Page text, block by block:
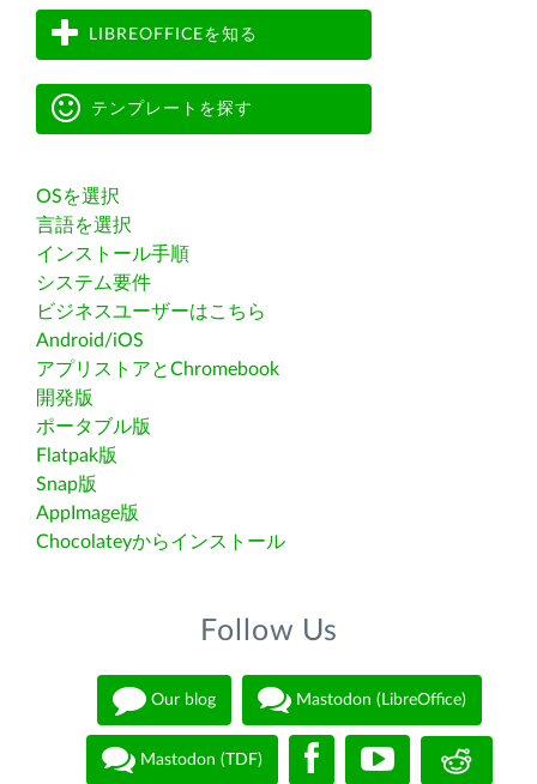
LIBREOFFICEを知る
テンプレートを探す
OSを選択
言語を選択
インストール手順
システム要件
ビジネスユーザーはこちら
Android/iOS
アプリストアとChromebook
開発版
ポータブル版
Flatpak版
Snap版
AppImage版
Chocolateyからインストール
Follow Us
Our blog Mastodon (LibreOffice)
Mastodon (TDF)